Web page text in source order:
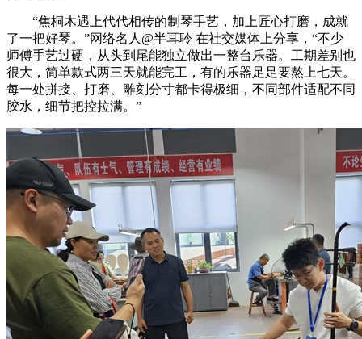
“焦桐木遇上代代相传的制琴手艺，加上匠心打磨，成就
了一把好琴。”网络名人@半耳聆 在社交媒体上分享，“不少
师傅手艺过硬，从头到尾能独立做出一整台乐器。工期差别也
很大，简单款式两三天就能完工，有的乐器足足要熬上七天。
每一处拼接、打磨、雕刻分寸都卡得极细，不同部件适配不同
胶水，细节把控拉满。”